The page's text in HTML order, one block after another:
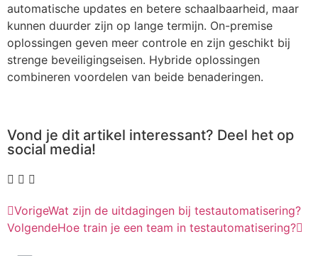
automatische updates en betere schaalbaarheid, maar
kunnen duurder zijn op lange termijn. On-premise
oplossingen geven meer controle en zijn geschikt bij
strenge beveiligingseisen. Hybride oplossingen
combineren voordelen van beide benaderingen.
Vond je dit artikel interessant? Deel het op
social media!
VorigeWat zijn de uitdagingen bij testautomatisering?
VolgendeHoe train je een team in testautomatisering?